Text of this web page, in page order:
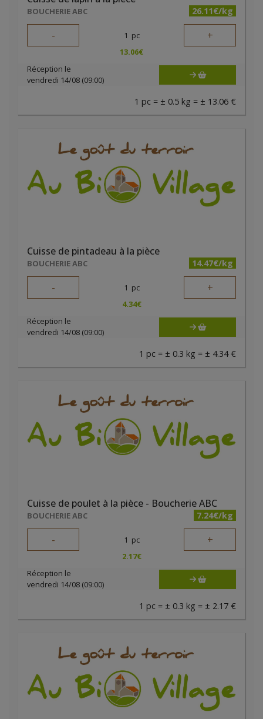
BOUCHERIE ABC 26.11€/kg
- 1 pc +
13.06€
Réception le
vendredi 14/08 (09:00)
1 pc = ± 0.5 kg = ± 13.06 €
Cuisse de pintadeau à la pièce
BOUCHERIE ABC 14.47€/kg
- 1 pc +
4.34€
Réception le
vendredi 14/08 (09:00)
1 pc = ± 0.3 kg = ± 4.34 €
Cuisse de poulet à la pièce - Boucherie ABC
BOUCHERIE ABC 7.24€/kg
- 1 pc +
2.17€
Réception le
vendredi 14/08 (09:00)
1 pc = ± 0.3 kg = ± 2.17 €